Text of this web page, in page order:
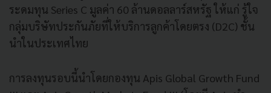
ระดมทุน Series C มูลค่า 60 ล้านดอลลาร์สหรัฐ ให้แก่ รู้ใจ
กลุ่มบริษัทประกันภัยที่ให้บริการลูกค้าโดยตรง (D2C) ชั้น
นำในประเทศไทย
การลงทุนรอบนี้นำโดยกองทุน Apis Global Growth Fund